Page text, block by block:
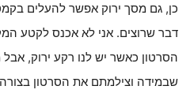
כן, גם מסך ירוק אפשר להעלים
דבר שרוצים. אני לא אכנס לקטע
הסרטון כאשר יש לנו רקע ירוק, אבל
שבמידה וצילמתם את הסרטון בצורה